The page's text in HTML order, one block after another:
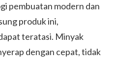
pembuatan modern dan
produk ini,
teratasi. Minyak
dengan cepat, tidak